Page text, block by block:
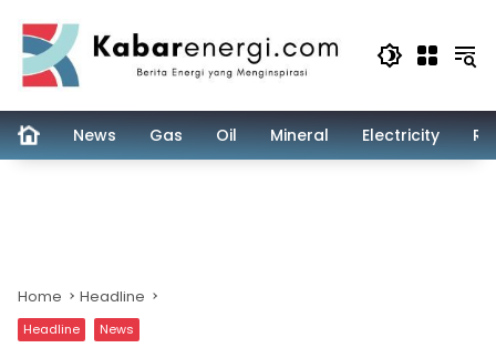
content
News Gas Oil Mineral Electricity
Home Headline
Headline News